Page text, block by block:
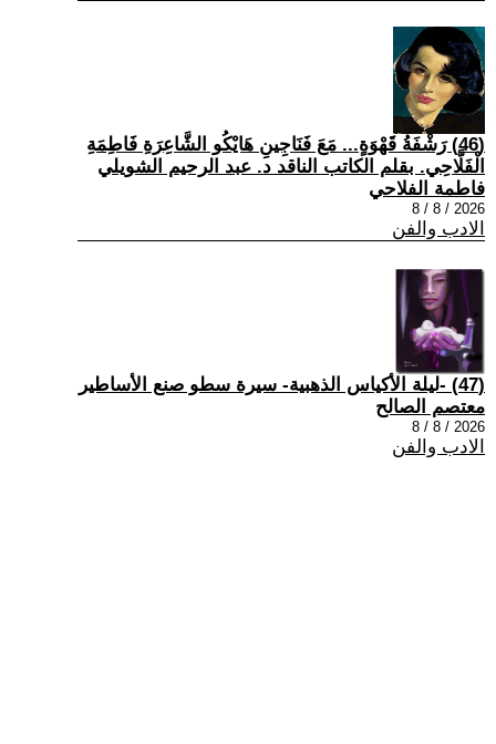
(46) رَشْفَةُ قَهْوَةٍ... مَعَ فَنَاجِينِ هَايْكُو الشَّاعِرَةِ فَاطِمَةِ
الْفَلَّاحِي. بقلم الكاتب الناقد د. عبد الرحيم الشويلي
فاطمة الفلاحي
2026 / 8 / 8
الادب والفن
(47) -ليلة الأكياس الذهبية- سيرة سطو صنع الأساطير
معتصم الصالح
2026 / 8 / 8
الادب والفن